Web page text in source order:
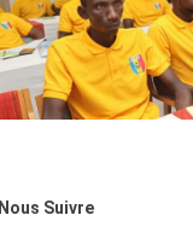
Nous Suivre